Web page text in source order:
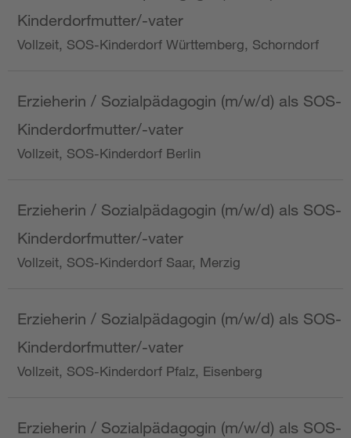
Kinderdorfmutter/-vater
Vollzeit, SOS-Kinderdorf Württemberg, Schorndorf
Erzieherin / Sozialpädagogin (m/w/d) als SOS-
Kinderdorfmutter/-vater
Vollzeit, SOS-Kinderdorf Berlin
Erzieherin / Sozialpädagogin (m/w/d) als SOS-
Kinderdorfmutter/-vater
Vollzeit, SOS-Kinderdorf Saar, Merzig
Erzieherin / Sozialpädagogin (m/w/d) als SOS-
Kinderdorfmutter/-vater
Vollzeit, SOS-Kinderdorf Pfalz, Eisenberg
Erzieherin / Sozialpädagogin (m/w/d) als SOS-